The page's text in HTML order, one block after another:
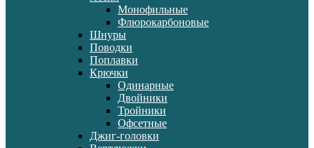
Монофильные
Флюрокарбоновые
Шнуры
Поводки
Поплавки
Крючки
Одинарные
Двойники
Тройники
Офсетные
Джиг-головки